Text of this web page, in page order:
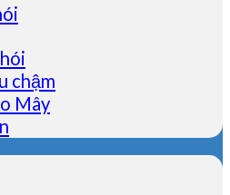
chậm
Mây